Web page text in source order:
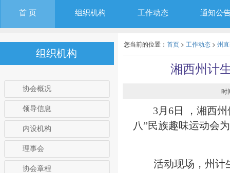
首 页 组织机构 工作动态 通知公
组织机构
协会概况
领导信息
内设机构
理事会
协会章程
您当前的位置： 首页 > 工作动态 > 州
湘西州计
时
3月6日 ，湘西
八”民族趣味运动会
活动现场，州计生